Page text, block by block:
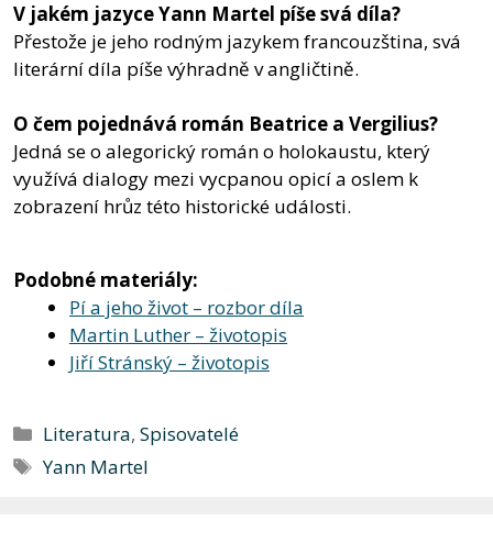
V jakém jazyce Yann Martel píše svá díla?
Přestože je jeho rodným jazykem francouzština, svá
literární díla píše výhradně v angličtině.
O čem pojednává román Beatrice a Vergilius?
Jedná se o alegorický román o holokaustu, který
využívá dialogy mezi vycpanou opicí a oslem k
zobrazení hrůz této historické události.
Podobné materiály:
Pí a jeho život – rozbor díla
Martin Luther – životopis
Jiří Stránský – životopis
Rubriky
Literatura,Spisovatelé
Štítky
Yann Martel